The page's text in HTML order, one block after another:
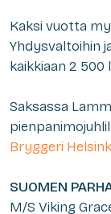
Kaksi vuotta
Yhdysvaltoihin
kaikkiaan 2 500
Saksassa
Bryggeri
SUOMEN
M/S Viking